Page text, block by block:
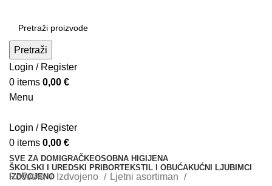
Pretraži
Login / Register
0 items 0,00 €
Menu
Login / Register
0 items 0,00 €
SVE ZA DOM IGRAČKEOSOBNA HIGIJENA
ŠKOLSKI I UREDSKI PRIBORTEKSTIL I OBUĆAKUĆNI LJUBIMCI
IZDVOJENO
Početna Izdvojeno
Ljetni asortiman